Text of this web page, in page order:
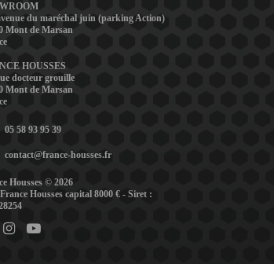
du maréchal juin (parking Action)
Mont de Marsan
HOUSSES
docteur grouille
Mont de Marsan
05 58 93 95 39
contact@france-housses.fr
Housses © 2026
Housses capital 8000 € - Siret :